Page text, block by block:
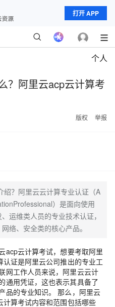
打开 APP
个人
？阿里云acp云计算考
版权 举报
绍？阿里云云计算专业认证（A
）是面向使用
运维类人员的专业技术认证，
络、安全类的核心产品。
acp云计算考试，想要考取阿里
证是阿里云公司推出的专业工
网工作人员来说，阿里云云计
通用凭证，这也表示其具备了
品的专业知识。 那么，阿里云
算考试内容和范围包括哪些